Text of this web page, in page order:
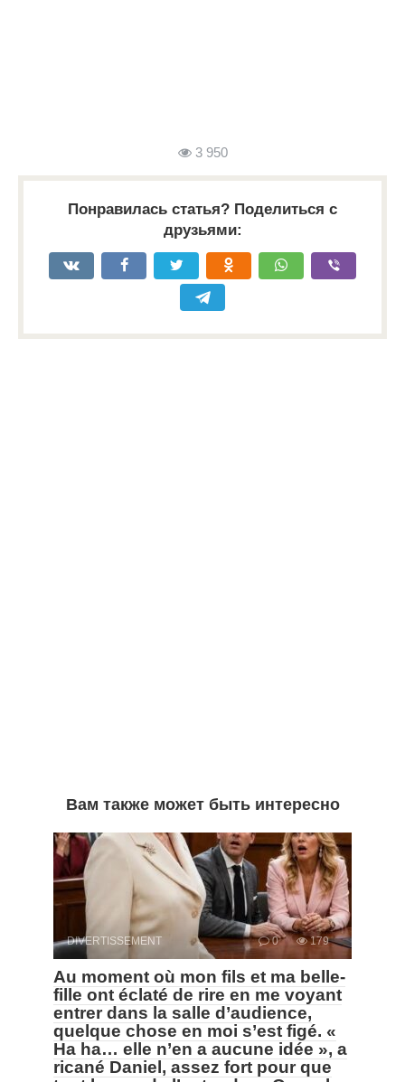
3 950
Понравилась статья? Поделиться с
друзьями:
Вам также может быть интересно
DIVERTISSEMENT 0 179
Au moment où mon fils et ma belle-
fille ont éclaté de rire en me voyant
entrer dans la salle d’audience,
quelque chose en moi s’est figé. «
Ha ha… elle n’en a aucune idée », a
ricané Daniel, assez fort pour que